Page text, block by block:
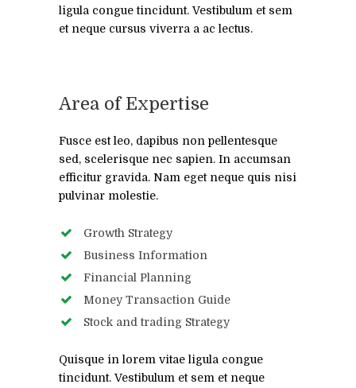
ligula congue tincidunt. Vestibulum et sem
et neque cursus viverra a ac lectus.
Area of Expertise
Fusce est leo, dapibus non pellentesque
sed, scelerisque nec sapien. In accumsan
efficitur gravida. Nam eget neque quis nisi
pulvinar molestie.
Growth Strategy
Business Information
Financial Planning
Money Transaction Guide
Stock and trading Strategy
Quisque in lorem vitae ligula congue
tincidunt. Vestibulum et sem et neque